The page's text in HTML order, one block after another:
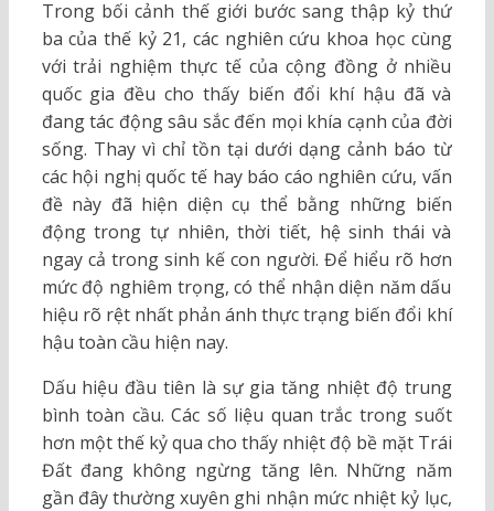
Trong bối cảnh thế giới bước sang thập kỷ thứ
ba của thế kỷ 21, các nghiên cứu khoa học cùng
với trải nghiệm thực tế của cộng đồng ở nhiều
quốc gia đều cho thấy biến đổi khí hậu đã và
đang tác động sâu sắc đến mọi khía cạnh của đời
sống. Thay vì chỉ tồn tại dưới dạng cảnh báo từ
các hội nghị quốc tế hay báo cáo nghiên cứu, vấn
đề này đã hiện diện cụ thể bằng những biến
động trong tự nhiên, thời tiết, hệ sinh thái và
ngay cả trong sinh kế con người. Để hiểu rõ hơn
mức độ nghiêm trọng, có thể nhận diện năm dấu
hiệu rõ rệt nhất phản ánh thực trạng biến đổi khí
hậu toàn cầu hiện nay.
Dấu hiệu đầu tiên là sự gia tăng nhiệt độ trung
bình toàn cầu. Các số liệu quan trắc trong suốt
hơn một thế kỷ qua cho thấy nhiệt độ bề mặt Trái
Đất đang không ngừng tăng lên. Những năm
gần đây thường xuyên ghi nhận mức nhiệt kỷ lục,